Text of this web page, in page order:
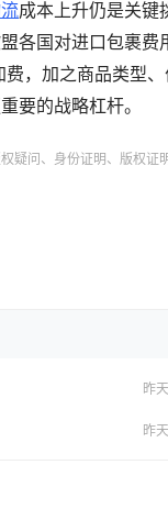
成本上升仍是关键
各国对进口包裹费
，加之商品类型、
要的战略杠杆。
疑问、身份证明、版权证
昨
昨